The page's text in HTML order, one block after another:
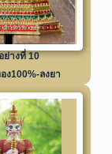
ย่างที่ 10
ง100%-ลงยา